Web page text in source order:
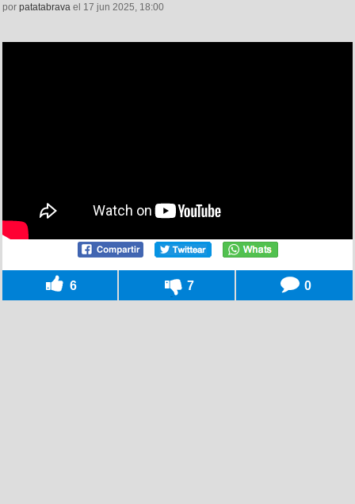
por patatabrava el 17 jun 2025, 18:00
6 7 0